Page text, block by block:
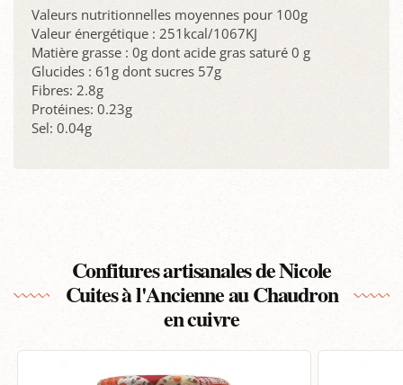
Valeurs nutritionnelles moyennes pour 100g
Valeur énergétique : 251kcal/1067KJ
Matière grasse : 0g dont acide gras saturé 0 g
Glucides : 61g dont sucres 57g
Fibres: 2.8g
Protéines: 0.23g
Sel: 0.04g
Confitures artisanales de Nicole
Cuites à l'Ancienne au Chaudron
en cuivre